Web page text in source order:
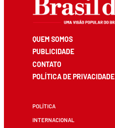
QUEM SOMOS
PUBLICIDADE
CONTATO
POLÍTICA DE PRIVACIDADE
POLÍTICA
INTERNACIONAL